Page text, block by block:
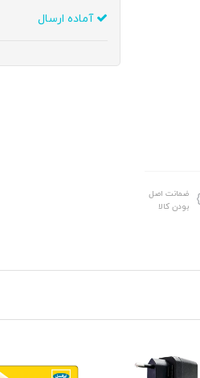
ضمانت اصل
بودن کالا
آماده ارسال